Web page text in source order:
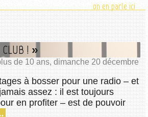
on en parle ici
! »
de 10 ans, dimanche 20 décembre
à bosser pour une radio – et
assez : il est toujours
en profiter – est de pouvoir